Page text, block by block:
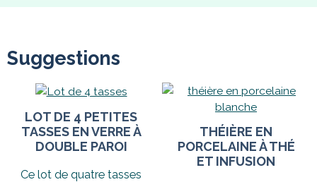
Suggestions
LOT DE 4 PETITES
TASSES EN VERRE À
DOUBLE PAROI
Ce lot de quatre tasses
THÉIÈRE EN
PORCELAINE À THÉ
ET INFUSION